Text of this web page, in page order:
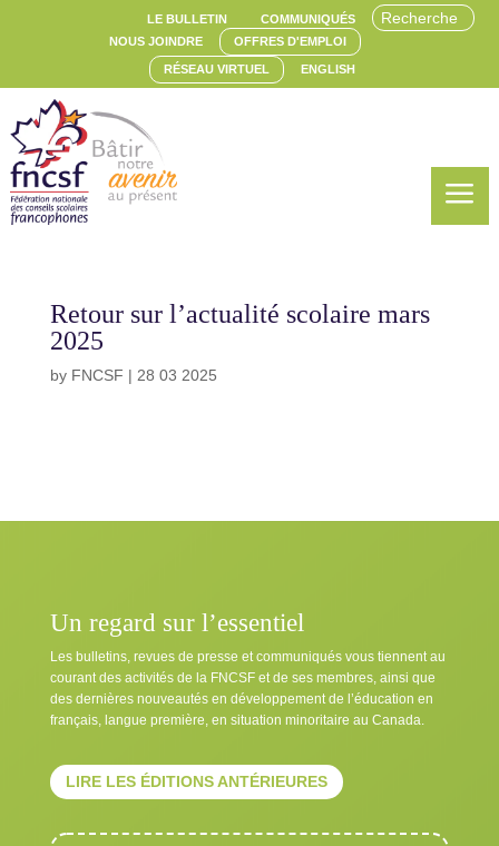
LE BULLETIN
COMMUNIQUÉS
NOUS JOINDRE
OFFRES D'EMPLOI
RÉSEAU VIRTUEL ENGLISH
a
Retour sur l’actualité scolaire mars
2025
by FNCSF | 28 03 2025
Un regard sur l’essentiel
Les bulletins, revues de presse et communiqués vous tiennent au
courant des activités de la FNCSF et de ses membres, ainsi que
des dernières nouveautés en développement de l’éducation en
français, langue première, en situation minoritaire au Canada.
LIRE LES ÉDITIONS ANTÉRIEURES